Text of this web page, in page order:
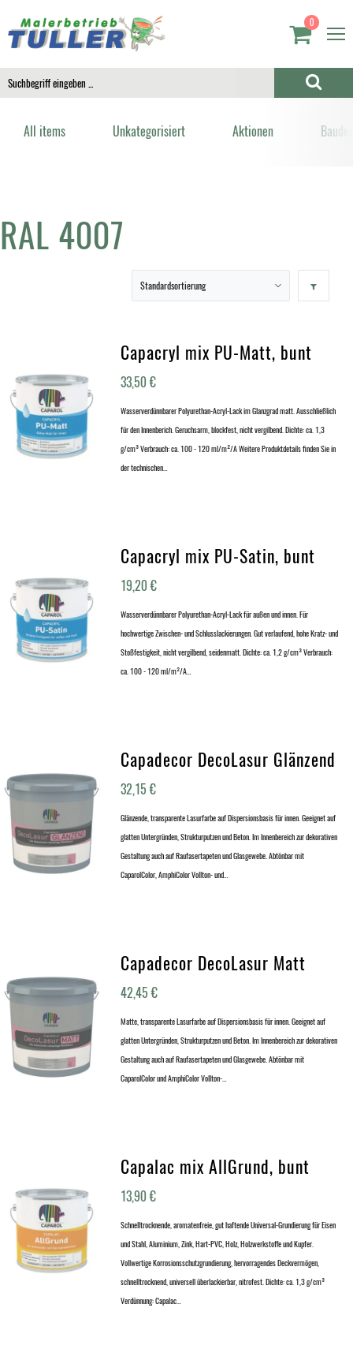
0
All items Unkategorisiert Aktionen
RAL 4007
Capacryl mix PU-Matt, bunt
33,50€
Wasserverdünnbarer Polyurethan-Acryl-Lack im Glanzgrad matt. Ausschließlich
für den Innenberich. Geruchsarm, blockfest, nicht vergilbend. Dichte: ca. 1,3
g/cm³ Verbrauch: ca. 100 - 120 ml/m²/A Weitere Produktdetails finden Sie in
der technischen…
Capacryl mix PU-Satin, bunt
19,20€
Wasserverdünnbarer Polyurethan-Acryl-Lack für außen und innen. Für
hochwertige Zwischen- und Schlusslackierungen. Gut verlaufend, hohe Kratz- und
Stoßfestigkeit, nicht vergilbend, seidenmatt. Dichte: ca. 1,2 g/cm³ Verbrauch:
ca. 100 - 120 ml/m²/A…
Capadecor DecoLasur Glänzend
32,15€
Glänzende, transparente Lasurfarbe auf Dispersionsbasis für innen. Geeignet auf
glatten Untergründen, Strukturputzen und Beton. Im Innenbereich zur dekorativen
Gestaltung auch auf Raufasertapeten und Glasgewebe. Abtönbar mit
CaparolColor, AmphiColor Vollton- und…
Capadecor DecoLasur Matt
42,45€
Matte, transparente Lasurfarbe auf Dispersionsbasis für innen. Geeignet auf
glatten Untergründen, Strukturputzen und Beton. Im Innenbereich zur dekorativen
Gestaltung auch auf Raufasertapeten und Glasgewebe. Abtönbar mit
CaparolColor und AmphiColor Vollton-…
Capalac mix AllGrund, bunt
13,90€
Schnelltrocknende, aromatenfreie, gut haftende Universal-Grundierung für Eisen
und Stahl, Aluminium, Zink, Hart-PVC, Holz, Holzwerkstoffe und Kupfer.
Vollwertige Korrosionsschutzgrundierung, hervorragendes Deckvermögen,
schnelltrocknend, universell überlackierbar, nitrofest. Dichte: ca. 1,3 g/cm³
Verdünnung: Capalac…